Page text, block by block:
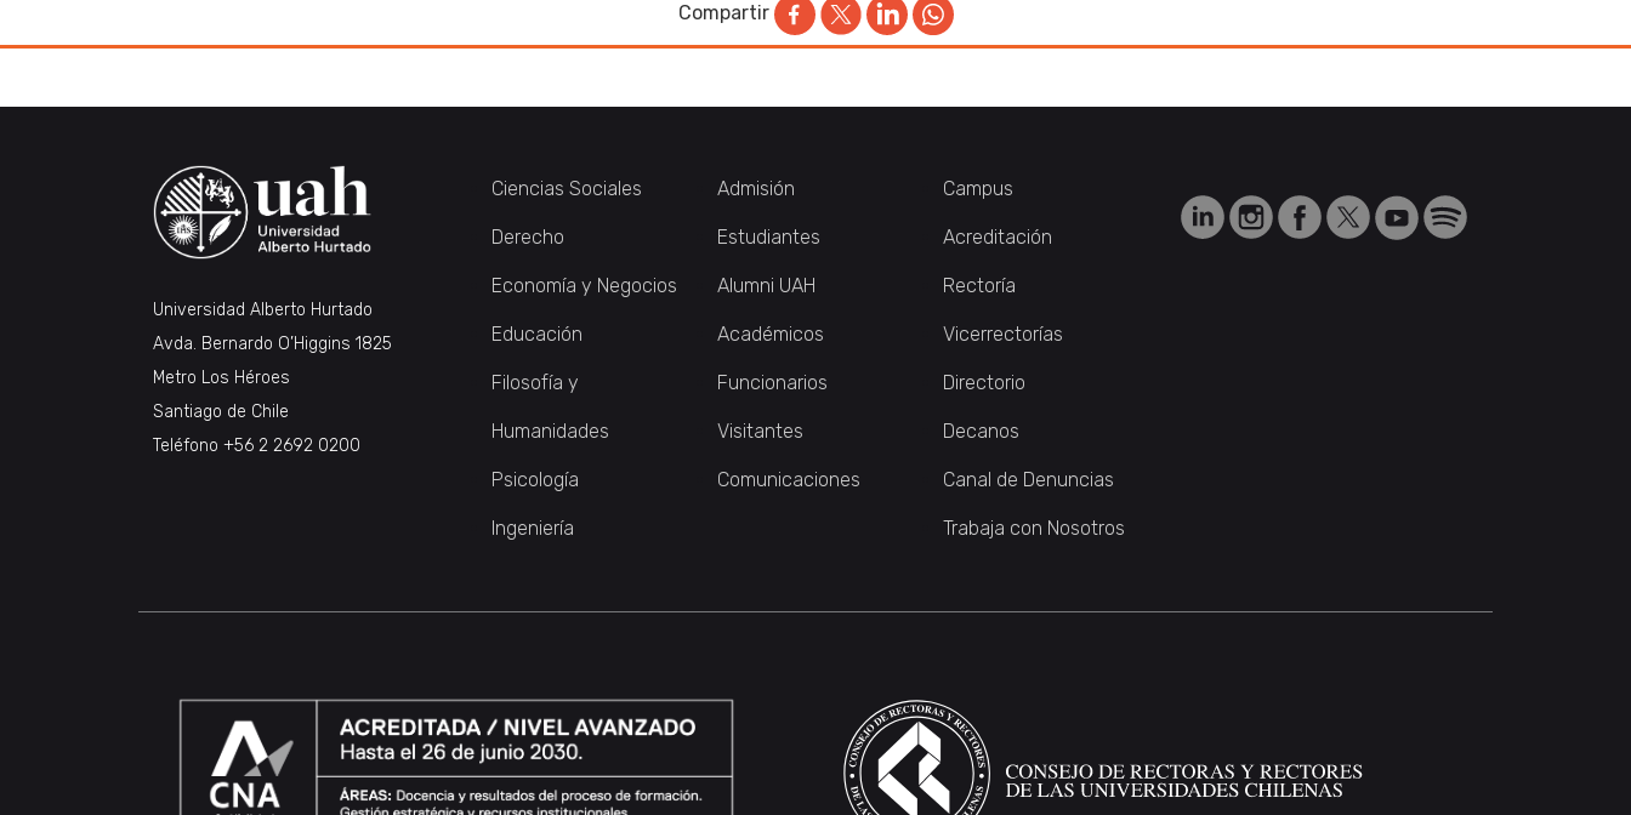
Compartir
Universidad Alberto Hurtado
Avda. Bernardo O’Higgins 1825
Metro Los Héroes
Santiago de Chile
Teléfono +56 2 2692 0200
Ciencias Sociales
Derecho
Economía y Negocios
Educación
Filosofía y
Humanidades
Psicología
Ingeniería
Admisión
Estudiantes
Alumni UAH
Académicos
Funcionarios
Visitantes
Comunicaciones
Campus
Acreditación
Rectoría
Vicerrectorías
Directorio
Decanos
Canal de Denuncias
Trabaja con Nosotros